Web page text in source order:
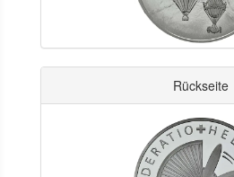
Rückseite